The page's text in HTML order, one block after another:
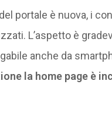
portale è nuova, i
L’aspetto è
anche da
la home page è